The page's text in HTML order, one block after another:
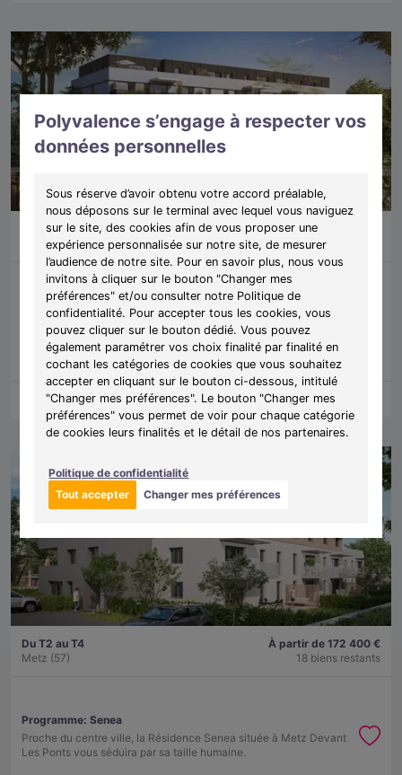
Polyvalence s’engage à respecter vos
données personnelles
Sous réserve d’avoir obtenu votre accord préalable,
nous déposons sur le terminal avec lequel vous naviguez
sur le site, des cookies afin de vous proposer une
expérience personnalisée sur notre site, de mesurer
l’audience de notre site. Pour en savoir plus, nous vous
invitons à cliquer sur le bouton "Changer mes
préférences" et/ou consulter notre Politique de
confidentialité. Pour accepter tous les cookies, vous
pouvez cliquer sur le bouton dédié. Vous pouvez
également paramétrer vos choix finalité par finalité en
cochant les catégories de cookies que vous souhaitez
accepter en cliquant sur le bouton ci-dessous, intitulé
"Changer mes préférences". Le bouton "Changer mes
préférences" vous permet de voir pour chaque catégorie
de cookies leurs finalités et le détail de nos partenaires.
Politique de confidentialité
Tout accepter
Changer mes préférences
Du T2 au T4
Florange (57)
À partir de 168 000 €
19 biens restants
Programme:
Avant Scène
Découvrez des appartements du 2 au 4 pièces à proximité du futur
parc du centre culturel La Passerelle.
Découvrir les biens Voir le programme
Du T2 au T4
Metz (57)
À partir de 172 400 €
18 biens restants
Programme: Senea
Proche du centre ville, la Résidence Senea située à Metz Devant
Les Ponts vous séduira par sa taille humaine.